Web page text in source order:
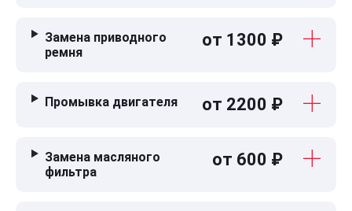
Замена приводного
ремня
от 1300 ₽
Промывка двигателя от 2200 ₽
Замена масляного
фильтра
от 600 ₽